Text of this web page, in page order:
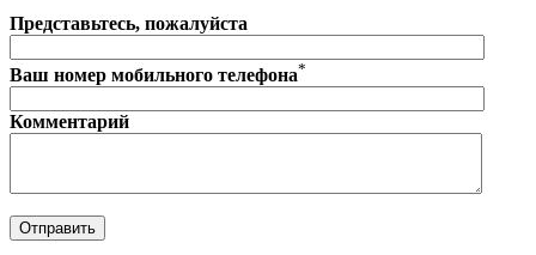
Представьтесь, пожалуйста
Ваш номер мобильного телефона*
Комментарий